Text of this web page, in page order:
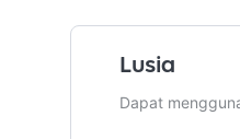
Lusia
Dapat